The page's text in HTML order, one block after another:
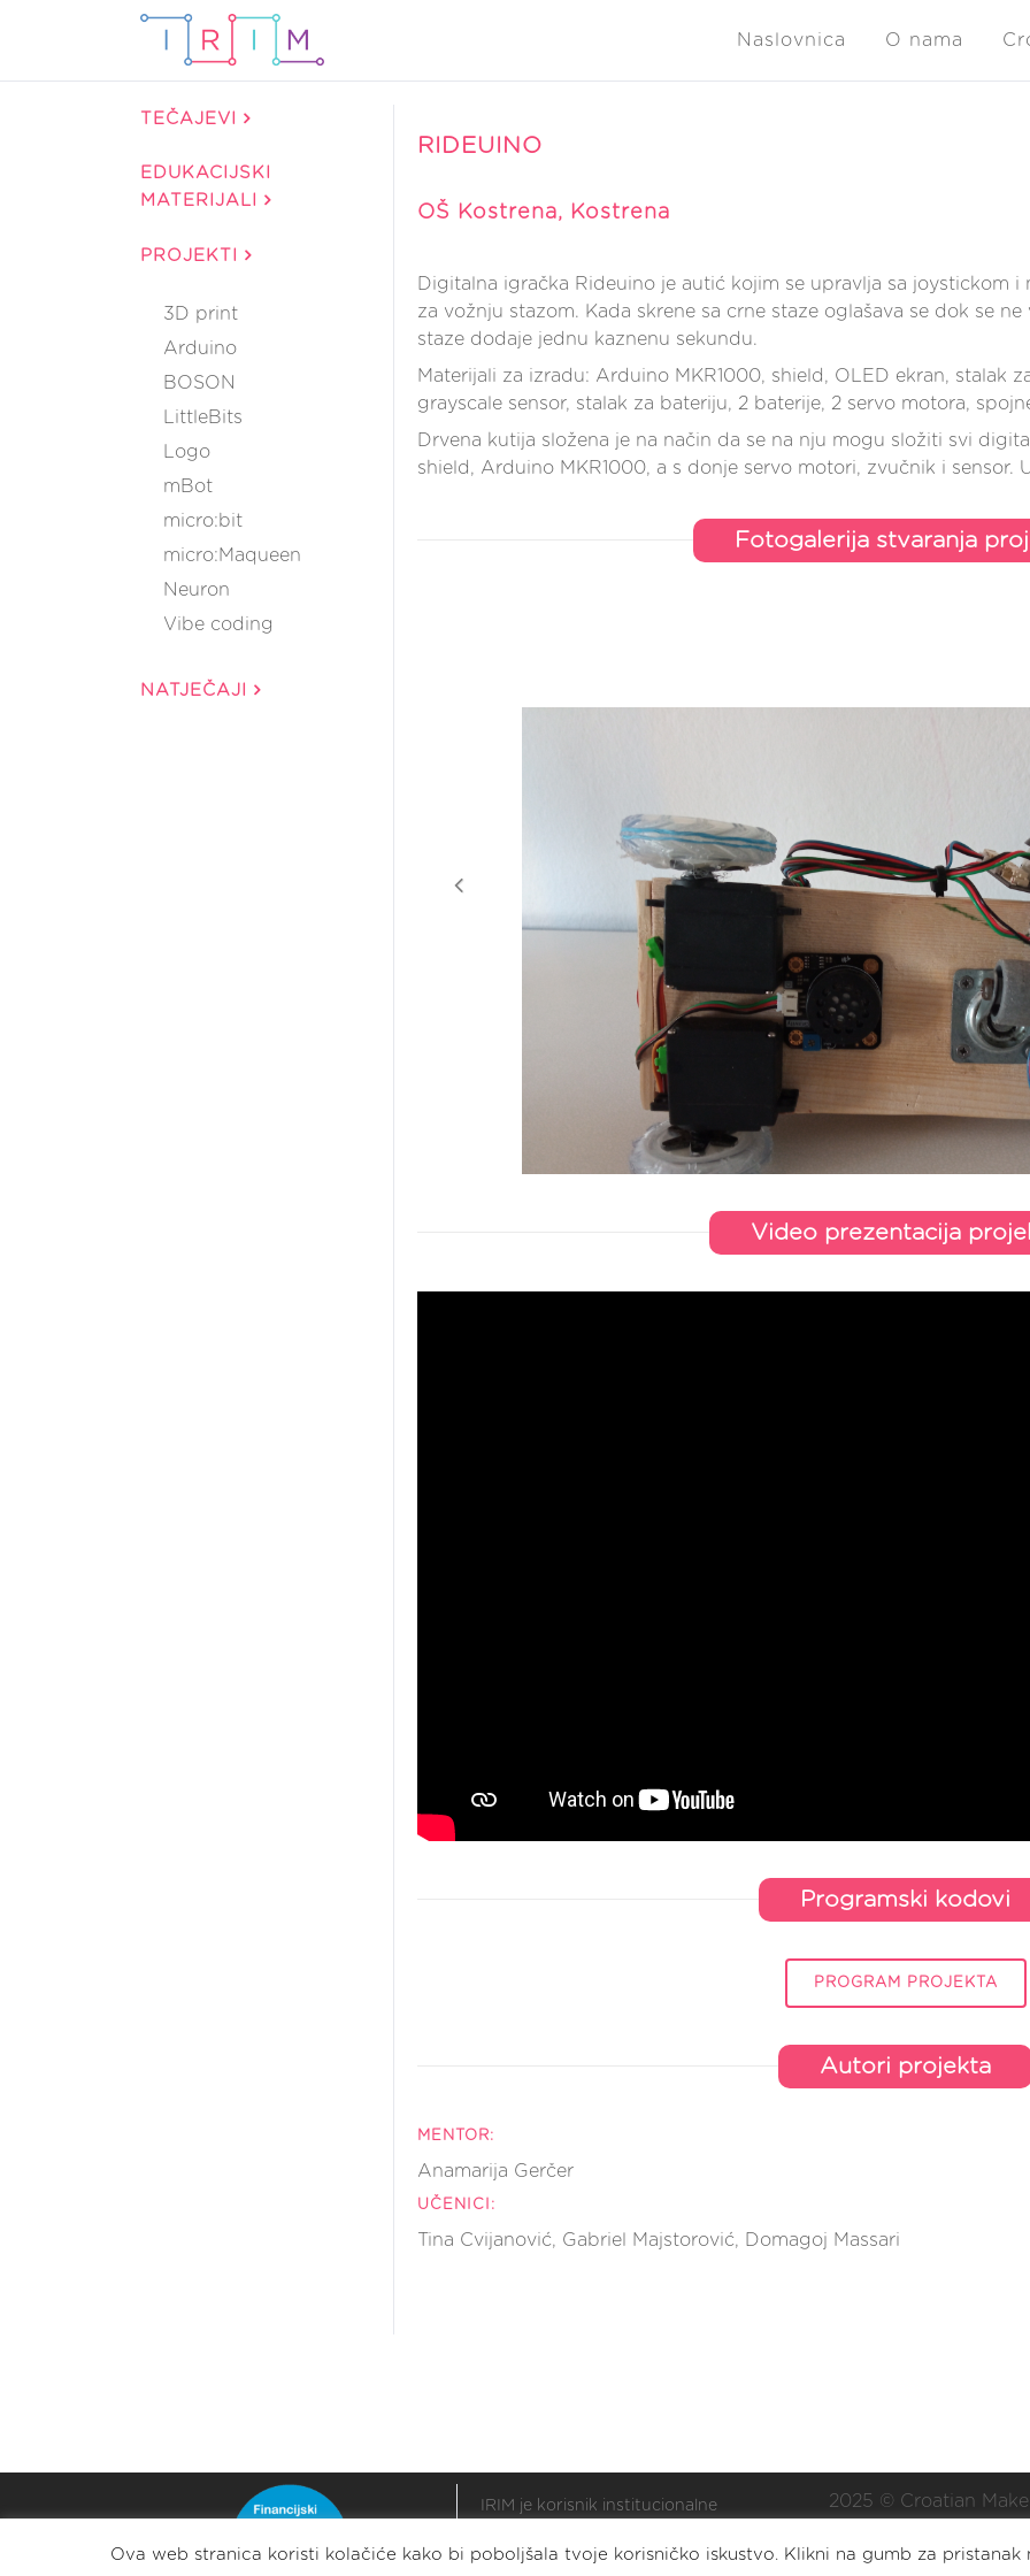
Naslovnica O nama
TEČAJEVI
EDUKACIJSKI
MATERIJALI
PROJEKTI
3D print
Arduino
BOSON
LittleBits
Logo
mBot
micro:bit
micro:Maqueen
Neuron
Vibe coding
NATJEČAJI
RIDEUINO
OŠ Kostrena, Kostrena
Digitalna igračka Rideuino je autić kojim se upravlja sa joystickom
za vožnju stazom. Kada skrene sa crne staze oglašava se dok se
staze dodaje jednu kaznenu sekundu.
Materijali za izradu: Arduino MKR1000, shield, OLED ekran, stalak
grayscale sensor, stalak za bateriju, 2 baterije, 2 servo motora,
Drvena kutija složena je na način da se na nju mogu složiti svi
shield, Arduino MKR1000, a s donje servo motori, zvučnik i sensor.
Fotogalerija stvaranja
Video prezentacija
Programski kodovi
PROGRAM PROJEKTA
Autori projekta
MENTOR:
Anamarija Gerčer
UČENICI:
Tina Cvijanović, Gabriel Majstorović, Domagoj Massari
IRIM je korisnik institucionalne
razvoj civilnoga društva za
2025 © Croatian
Ova web stranica koristi kolačiće kako bi poboljšala tvoje korisničko iskustvo. Klikni na gumb za pristanak